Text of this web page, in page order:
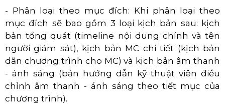
- Phân loại theo mục đích: Khi phân loại theo
mục đích sẽ bao gồm 3 loại kịch bản sau: kịch
bản tổng quát (timeline nội dung chính và tên
người giám sát), kịch bản MC chi tiết (kịch bản
dẫn chương trình cho MC) và kịch bản âm thanh
- ánh sáng (bản hướng dẫn kỹ thuật viên điều
chỉnh âm thanh - ánh sáng theo tiết mục của
chương trình).